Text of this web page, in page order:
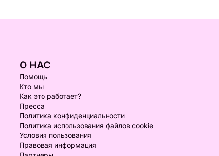
О НАС
Помощь
Кто мы
Как это работает?
Пресса
Политика конфиденциальности
Политика использования файлов cookie
Условия пользования
Правовая информация